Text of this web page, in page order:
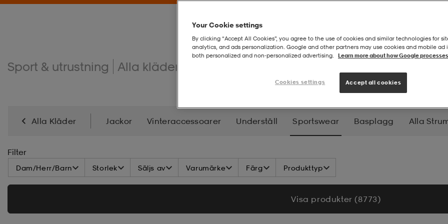
Sport & utrustning Alla kläder
Alla Kläder Jackor Vinteraccessoarer Underställ Sportswear Basplagg Alla
Badkläder
Filter
Dam/Herr/Barn Storlek Säljs av Varumärke Färg Produkttyp
Visa produkter (8 773)
Your Cookie settings
By clicking “Accept All Cookies”, you agree to the use of cookies and similar technologies for
analytics, and ads personalization. Google and other partners may use cookies and mobile ad
both personalized and non‑personalized advertising.
Learn more about how Google
Cookies settings Accept all cookies